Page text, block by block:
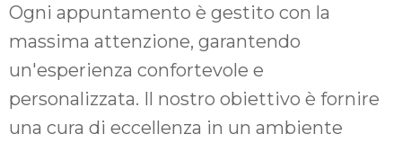
Ogni appuntamento è gestito con la
massima attenzione, garantendo
un'esperienza confortevole e
personalizzata. Il nostro obiettivo è fornire
una cura di eccellenza in un ambiente